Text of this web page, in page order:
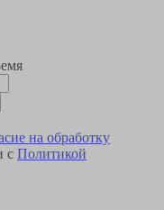
на обработку
с Политикой